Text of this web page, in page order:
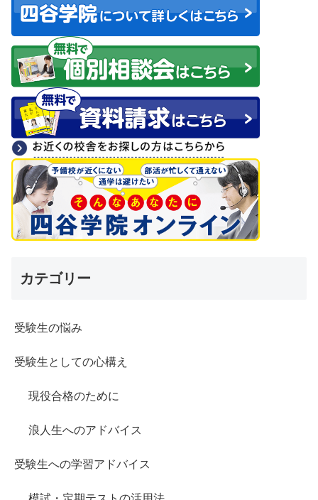
カテゴリー
受験生の悩み
受験生としての心構え
現役合格のために
浪人生へのアドバイス
受験生への学習アドバイス